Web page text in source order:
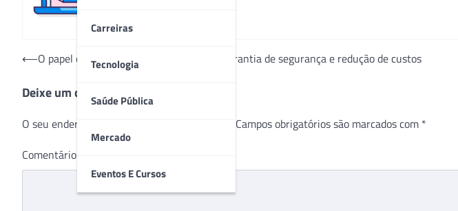
Carreiras
Tecnologia
Saúde Pública
Mercado
Eventos E Cursos
Navegação
Post
⟵O papel da logística intra-hospitalar na garantia de segurança e redução de custos
Deixe um comentário
O seu endereço de e-mail não será publicado. Campos obrigatórios são marcados com *
Comentário